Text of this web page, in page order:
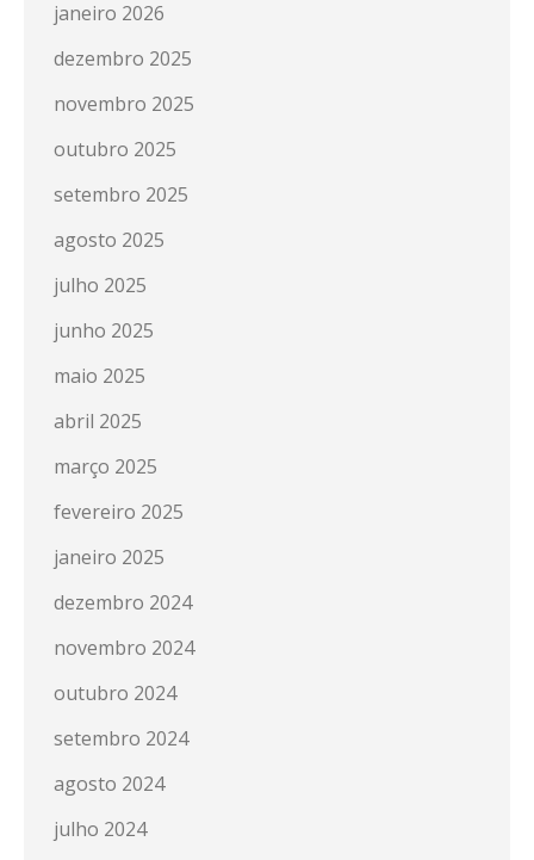
janeiro 2026
dezembro 2025
novembro 2025
outubro 2025
setembro 2025
agosto 2025
julho 2025
junho 2025
maio 2025
abril 2025
março 2025
fevereiro 2025
janeiro 2025
dezembro 2024
novembro 2024
outubro 2024
setembro 2024
agosto 2024
julho 2024